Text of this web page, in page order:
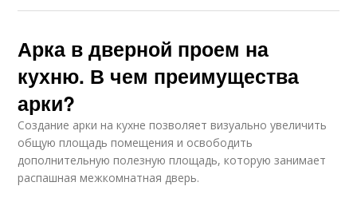
Арка в дверной проем на
кухню. В чем преимущества
арки?
Создание арки на кухне позволяет визуально увеличить
общую площадь помещения и освободить
дополнительную полезную площадь, которую занимает
распашная межкомнатная дверь.